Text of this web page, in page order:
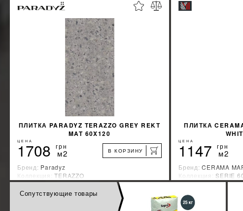
УЗНАТЬ СВОЮ СКИДКУ %
КУПИТЬ
ПЛИТКА PARADYZ TERAZZO GREY REKT
MAT 60X120
ЦЕНА
1708 грн
м2 В КОРЗИНУ
Бренд: Paradyz
Коллекция:TERAZZO
Страна-производитель:Польша
УЗНАТЬ СВОЮ СКИДКУ %
ПЛИТКА
ЦЕНА
1147 грн
м2
Бренд:CERAMA
Коллекция: SERIE
Страна-
Сопутствующие товары